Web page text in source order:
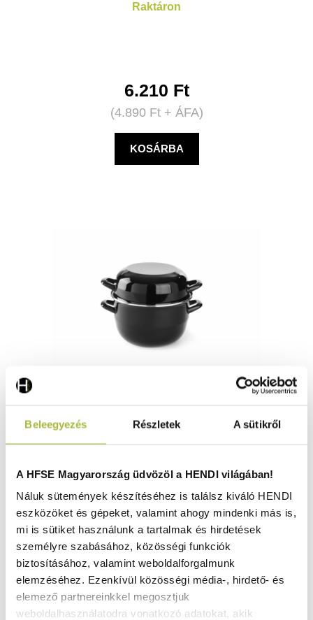
Beleegyezés Részletek A sütikről
A HFSE Magyarország üdvözöl a HENDI világában!
Náluk sütemények készítéséhez is találsz kiváló HENDI
eszközöket és gépeket, valamint ahogy mindenki más is,
mi is sütiket használunk a tartalmak és hirdetések
személyre szabásához, közösségi funkciók
biztosításához, valamint weboldalforgalmunk
elemzéséhez. Ezenkívül közösségi média-, hirdető- és
elemező partnereinkkel megosztjuk
weboldalhasználatodra vonatkozó adatokat, akik
Raktáron
6.210 Ft
(4.890 Ft+ ÁFA)
KOSÁRBA
HENDI 625057
6.530Ft
(5.142Ft+ ÁFA)
KOSÁRBA